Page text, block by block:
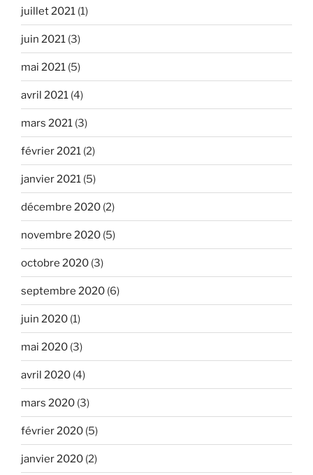
juillet 2021 (1)
juin 2021 (3)
mai 2021 (5)
avril 2021 (4)
mars 2021 (3)
février 2021 (2)
janvier 2021 (5)
décembre 2020 (2)
novembre 2020 (5)
octobre 2020 (3)
septembre 2020 (6)
juin 2020 (1)
mai 2020 (3)
avril 2020 (4)
mars 2020 (3)
février 2020 (5)
janvier 2020 (2)